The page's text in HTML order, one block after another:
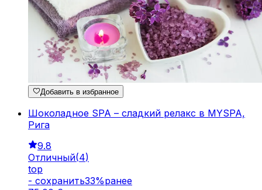
Добавить в избранное
Шоколадное SPA – сладкий релакс в MYSPA,
Рига
9.8
Отличный(4)
top
- cохранить33%ранее